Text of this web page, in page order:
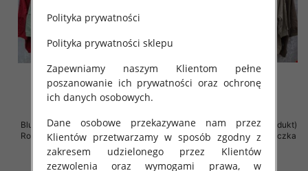
Bluzki damskie ( Turecki produkt)
Roz Standard , Mix Kolor .Paczka
42.00 zł
Bluzki damskie ( Turecki produkt)
Roz Standard , Mix Kolor .Paczka
12 szt
42.00 zł
Polityka prywatności
Polityka prywatności sklepu
Zapewniamy naszym Klientom pełne
poszanowanie ich prywatności oraz ochronę
ich danych osobowych.
Dane osobowe przekazywane nam przez
Klientów przetwarzamy w sposób zgodny z
zakresem udzielonego przez Klientów
zezwolenia oraz wymogami prawa, w